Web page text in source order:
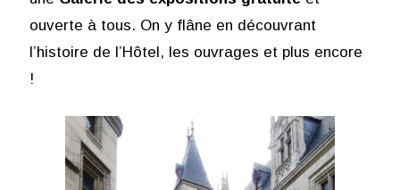
ouverte à tous. On y flâne en découvrant
l’histoire de l’Hôtel, les ouvrages et plus encore
!